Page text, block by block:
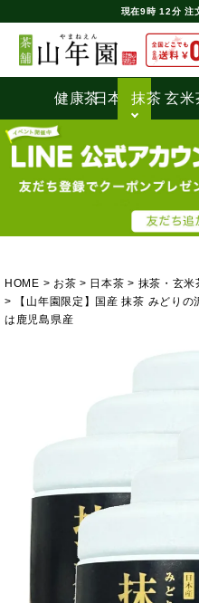
現在9時 12分 注
健康茶日本茶抹茶 玄米
HOME お茶 日本茶 抹茶・玄米
【山年園限定】国産 抹茶 みどり
は鹿児島県産